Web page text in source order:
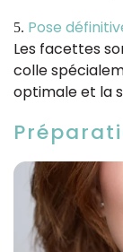
Pose
Les facettes
colle
optimale et la